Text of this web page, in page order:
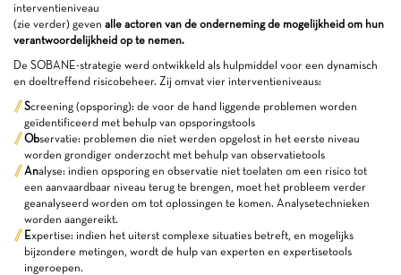
interventieniveau
(zie verder) geven alle actoren van de onderneming de mogelijkheid om hun
verantwoordelijkheid op te nemen.
De SOBANE-strategie werd ontwikkeld als hulpmiddel voor een dynamisch
en doeltreffend risicobeheer. Zij omvat vier interventieniveaus:
Screening (opsporing): de voor de hand liggende problemen worden
geïdentificeerd met behulp van opsporingstools
Observatie: problemen die niet werden opgelost in het eerste niveau
worden grondiger onderzocht met behulp van observatietools
Analyse: indien opsporing en observatie niet toelaten om een risico tot
een aanvaardbaar niveau terug te brengen, moet het probleem verder
geanalyseerd worden om tot oplossingen te komen. Analysetechnieken
worden aangereikt.
Expertise: indien het uiterst complexe situaties betreft, en mogelijks
bijzondere metingen, wordt de hulp van experten en expertisetools
ingeroepen.